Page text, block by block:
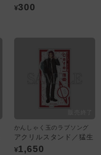
¥300
かんしゃく玉のラブソング
アクリルスタンド／猛生
¥1,650